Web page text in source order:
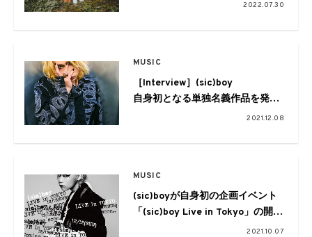
2022.07.30
MUSIC
［Interview］(sic)boy
自身初となる単独名義作品を発表
ラップロッカーは刹那の先にある
2021.12.08
MUSIC
(sic)boyが⾃⾝初の企画イベント
「(sic)boy Live in Tokyo」の開催
を発表。lil aaronを迎えた新曲
2021.10.07